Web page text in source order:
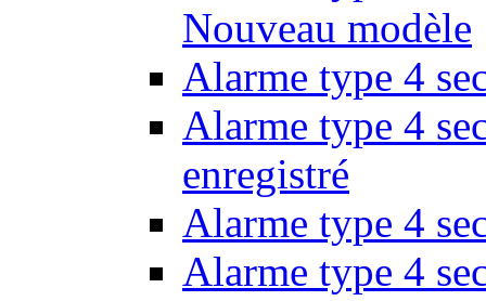
Nouveau modèle
Alarme type 4
Alarme type 4
enregistré
Alarme type 4
Alarme type 4